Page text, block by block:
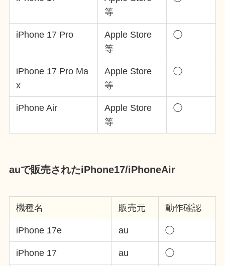
等
iPhone 17 Pro
Apple Store
等
◯
iPhone 17 Pro Ma
x
Apple Store
等
◯
iPhone Air
Apple Store
等
◯
auで販売されたiPhone17/iPhoneAir
機種名 販売元 動作確認
iPhone 17e au ◯
iPhone 17 au ◯